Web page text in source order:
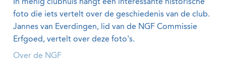
In menig clubhuis hangt een interessante historische
foto die iets vertelt over de geschiedenis van de club.
Jannes van Everdingen, lid van de NGF Commissie
Erfgoed, vertelt over deze foto's.
Over de NGF